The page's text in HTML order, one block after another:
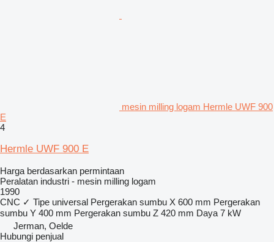
mesin milling logam Hermle UWF 900
E
4
Hermle UWF 900 E
Harga berdasarkan permintaan
Peralatan industri - mesin milling logam
1990
CNC ✓ Tipe universal Pergerakan sumbu X 600 mm Pergerakan
sumbu Y 400 mm Pergerakan sumbu Z 420 mm Daya 7 kW
Jerman, Oelde
Hubungi penjual